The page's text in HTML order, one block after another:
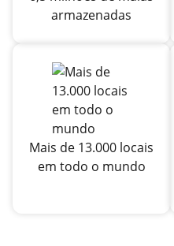
armazenadas
Mais de 13.000 locais
em todo o mundo